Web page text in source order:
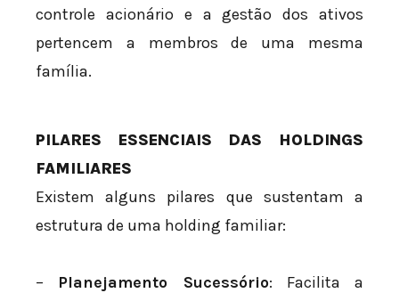
controle acionário e a gestão dos ativos
pertencem a membros de uma mesma
família.
PILARES ESSENCIAIS DAS HOLDINGS
FAMILIARES
Existem alguns pilares que sustentam a
estrutura de uma holding familiar:
– Planejamento Sucessório: Facilita a